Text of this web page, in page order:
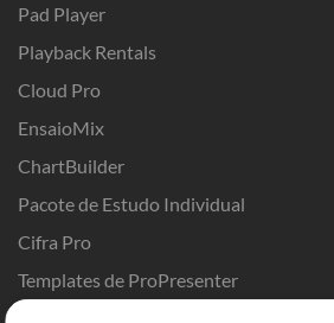
Pad Player
Playback Rentals
Cloud Pro
EnsaioMix
ChartBuilder
Pacote de Estudo Individual
Cifra Pro
Templates de ProPresenter